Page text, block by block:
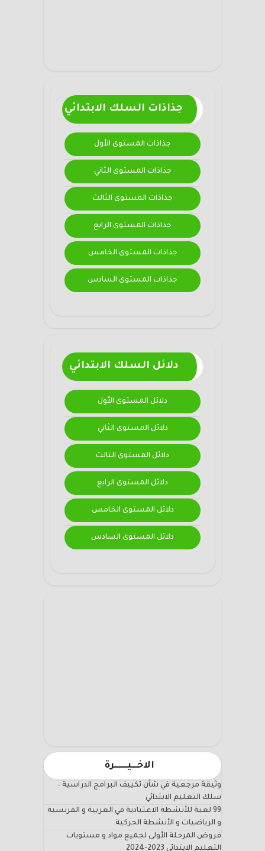
جذاذات السلك الابتدائي
جذاذات المستوى الأول
جذاذات المستوى الثاني
جذاذات المستوى الثالث
جذاذات المستوى الرابع
جذاذات المستوى الخامس
جذاذات المستوى السادس
دلائل السلك الابتدائي
دلائل المستوى الأول
دلائل المستوى الثاني
دلائل المستوى الثالث
دلائل المستوى الرابع
دلائل المستوى الخامس
دلائل المستوى السادس
الاخـــيـــــــرة
وثيقة مرجعية في شأن تكييف البرامج الدراسية –
سلك التعليم الابتدائي
99 لعبة للأنشطة الاعتيادية في العربية و الفرنسية
و الرياضيات و الأنشطة الحركية
فروض المرحلة الأولى لجميع مواد و مستويات
التعليم الابتدائي 2023-2024